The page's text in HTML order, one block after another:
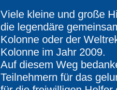
Stego :klar versiegelt, aber
doch alles nur oberflächlich
19.05.-22:35 Uhr
CaLiBrA459 : Nicht
17.05. -04:41 Uhr
Stego :yup... aber an
(vorderer abstützpunkt für
Viele kleine und große
die legendäre
Kolonne oder der
Kolonne im Jahr 2009.
Auf diesem Weg
Teilnehmern für das